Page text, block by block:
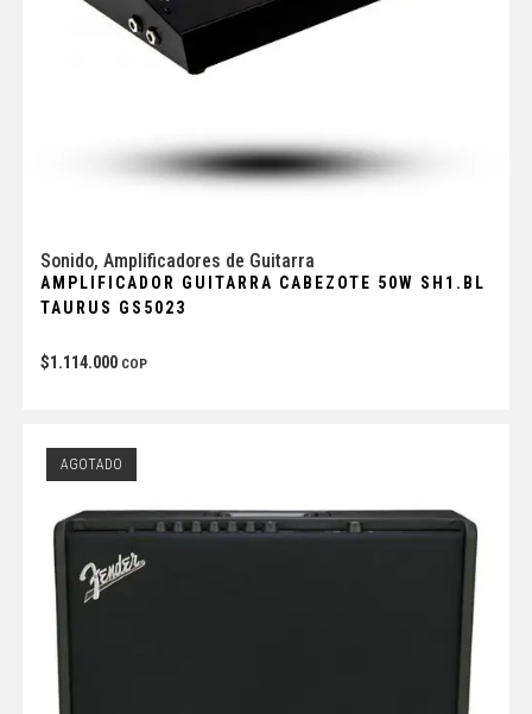
Sonido, Amplificadores de Guitarra
AMPLIFICADOR GUITARRA CABEZOTE 50W SH1.BL
TAURUS GS5023
$1.114.000 COP
AGOTADO